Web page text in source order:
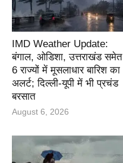
IMD Weather Update:
बंगाल, ओडिशा, उत्तराखंड समेत
6 राज्यों में मूसलाधार बारिश का
अलर्ट; दिल्ली-यूपी में भी प्रचंड
बरसात
August 6, 2026